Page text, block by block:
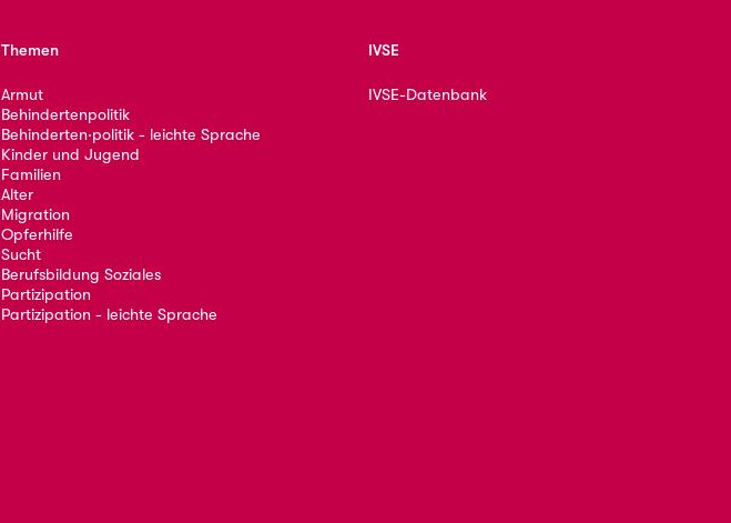
Themen
Armut
Behindertenpolitik
Behinderten·politik - leichte Sprache
Kinder und Jugend
Familien
Alter
Migration
Opferhilfe
Sucht
Berufsbildung Soziales
Partizipation
Partizipation - leichte Sprache
IVSE
IVSE-Datenbank